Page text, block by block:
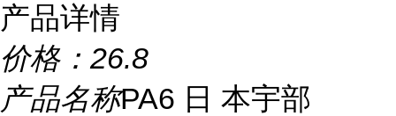
产品详情
价格： 26.8
产品名称PA6 日 本宇部